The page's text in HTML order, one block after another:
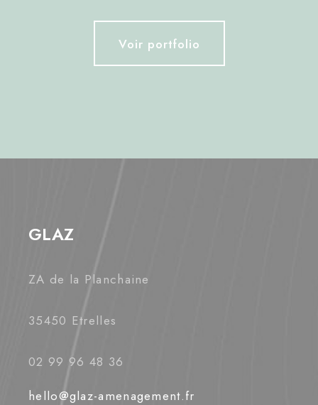
Voir portfolio
GLAZ
ZA de la Planchaine
35450 Etrelles
02 99 96 48 36
hello@glaz-amenagement.fr